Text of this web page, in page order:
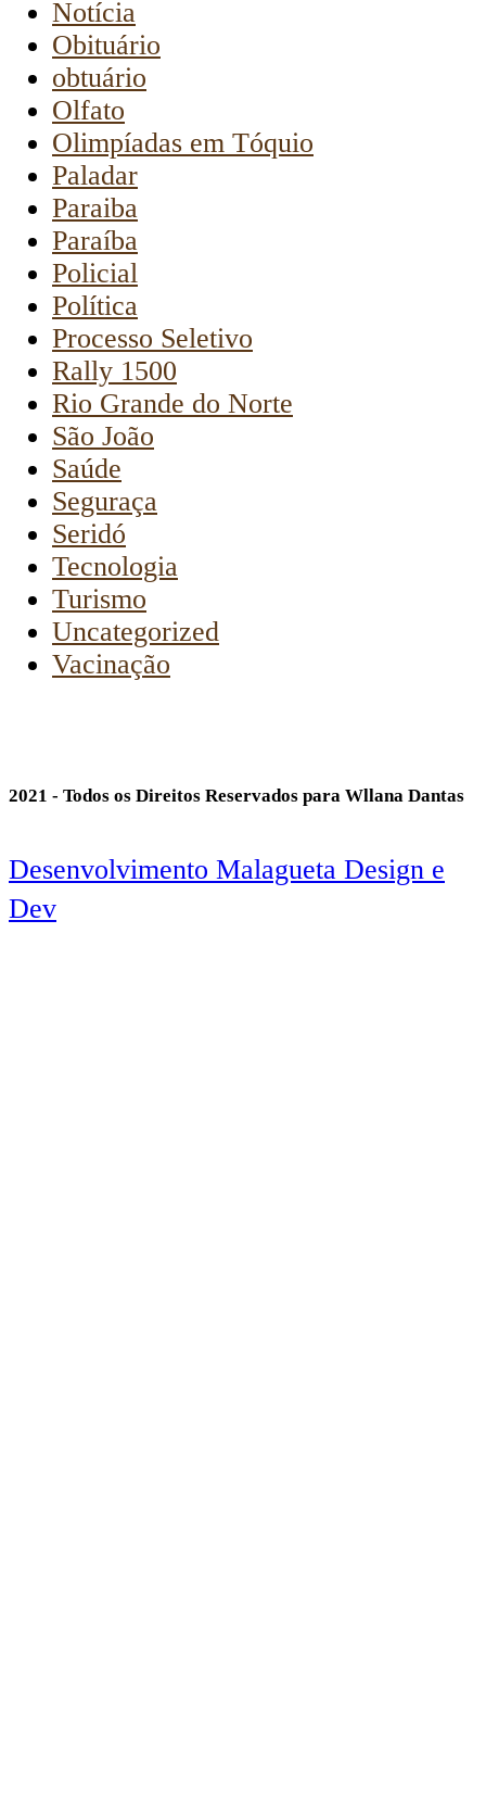
Notícia
Obituário
obtuário
Olfato
Olimpíadas em Tóquio
Paladar
Paraiba
Paraíba
Policial
Política
Processo Seletivo
Rally 1500
Rio Grande do Norte
São João
Saúde
Seguraça
Seridó
Tecnologia
Turismo
Uncategorized
Vacinação
2021 - Todos os Direitos Reservados para Wllana Dantas
Desenvolvimento Malagueta Design e
Dev